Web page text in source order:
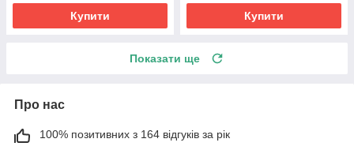
Купити Купити
Показати ще
Про нас
100% позитивних з 164 відгуків за рік